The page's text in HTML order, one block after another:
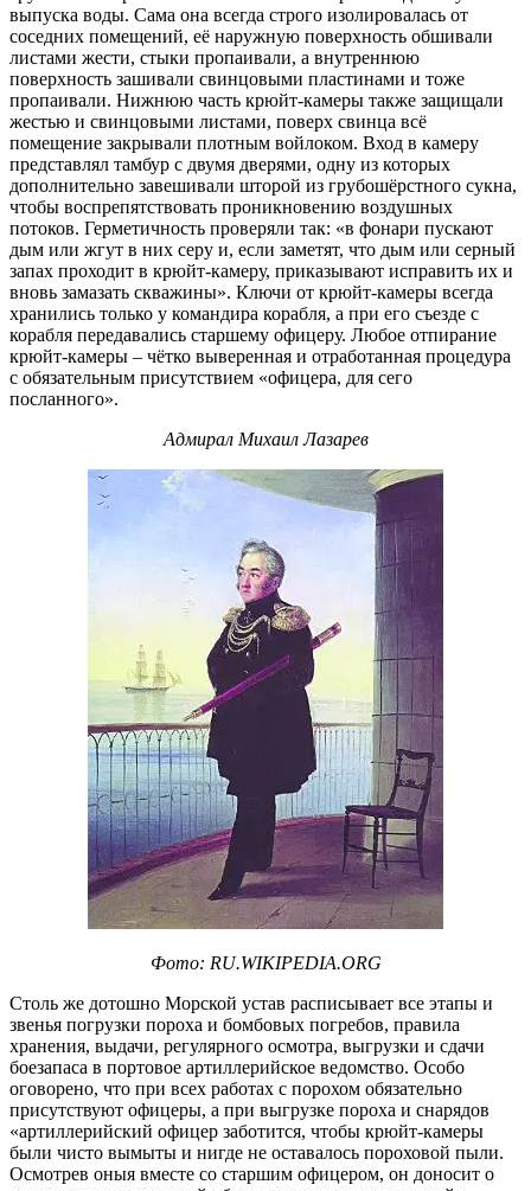
выпуска воды. Сама она всегда строго изолировалась от
соседних помещений, её наружную поверхность обшивали
листами жести, стыки пропаивали, а внутреннюю
поверхность зашивали свинцовыми пластинами и тоже
пропаивали. Нижнюю часть крюйт-камеры также защищали
жестью и свинцовыми листами, поверх свинца всё
помещение закрывали плотным войлоком. Вход в камеру
представлял тамбур с двумя дверями, одну из которых
дополнительно завешивали шторой из грубошёрстного сукна,
чтобы воспрепятствовать проникновению воздушных
потоков. Герметичность проверяли так: «в фонари пускают
дым или жгут в них серу и, если заметят, что дым или серный
запах проходит в крюйт-камеру, приказывают исправить их и
вновь замазать скважины». Ключи от крюйт-камеры всегда
хранились только у командира корабля, а при его съезде с
корабля передавались старшему офицеру. Любое отпирание
крюйт-камеры – чётко выверенная и отработанная процедура
с обязательным присутствием «офицера, для сего
посланного».
Адмирал Михаил Лазарев
Фото: RU.WIKIPEDIA.ORG
Столь же дотошно Морской устав расписывает все этапы и
звенья погрузки пороха и бомбовых погребов, правила
хранения, выдачи, регулярного осмотра, выгрузки и сдачи
боезапаса в портовое артиллерийское ведомство. Особо
оговорено, что при всех работах с порохом обязательно
присутствуют офицеры, а при выгрузке пороха и снарядов
«артиллерийский офицер заботится, чтобы крюйт-камеры
были чисто вымыты и нигде не оставалось пороховой пыли.
Осмотрев оныя вместе со старшим офицером, он доносит о